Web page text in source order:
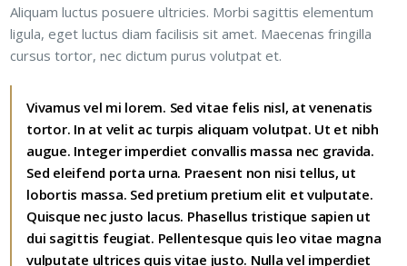
Aliquam luctus posuere ultricies. Morbi sagittis elementum
ligula, eget luctus diam facilisis sit amet. Maecenas fringilla
cursus tortor, nec dictum purus volutpat et.
Vivamus vel mi lorem. Sed vitae felis nisl, at venenatis
tortor. In at velit ac turpis aliquam volutpat. Ut et nibh
augue. Integer imperdiet convallis massa nec gravida.
Sed eleifend porta urna. Praesent non nisi tellus, ut
lobortis massa. Sed pretium pretium elit et vulputate.
Quisque nec justo lacus. Phasellus tristique sapien ut
dui sagittis feugiat. Pellentesque quis leo vitae magna
vulputate ultrices quis vitae justo. Nulla vel imperdiet